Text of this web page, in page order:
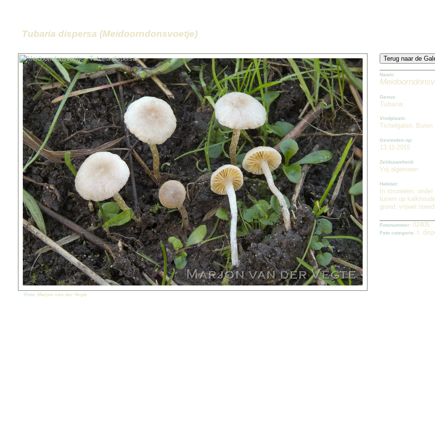
Tubaria dispersa (Meidoorndonsvoetje)
Foto: Marjon van der Vegte
Naam:
Genus:
Tubaria
Vindplaats:
Tichelgaten, Buren
Gevonden op:
13-11-2015
Zeldzaamheid:
Vrij algemeen
Habitat:
In struwelen,
tuinen op
grond, vrijwel
Fotonummer: 02405
Foto categorie: t.